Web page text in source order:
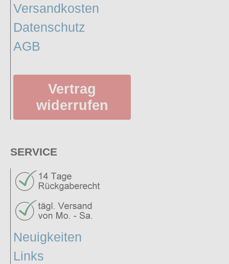
Versandkosten
Datenschutz
AGB
Vertrag
widerrufen
SERVICE
Neuigkeiten
Links